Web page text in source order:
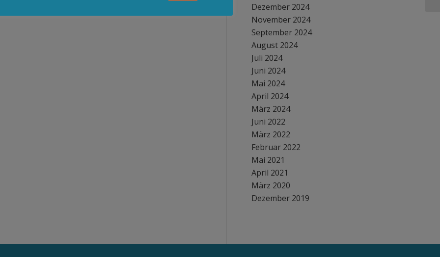
Dezember 2024
November 2024
September 2024
August 2024
Juli 2024
Juni 2024
Mai 2024
April 2024
März 2024
Juni 2022
März 2022
Februar 2022
Mai 2021
April 2021
März 2020
Dezember 2019